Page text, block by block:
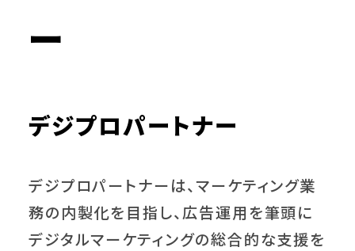
ー
デジプロパートナー
デジプロパートナーは、マーケティング業
務の内製化を目指し、広告運用を筆頭に
デジタルマーケティングの総合的な支援を